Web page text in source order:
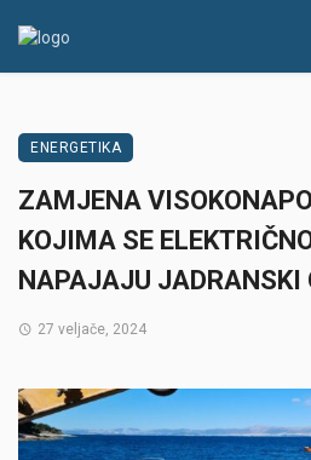
ENERGETIKA
ZAMJENA
KOJIMA SE
NAPAJAJU JADRANSKI
27 veljače, 2024